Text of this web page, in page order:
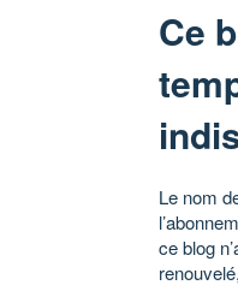
Ce
Le nom
ce blog